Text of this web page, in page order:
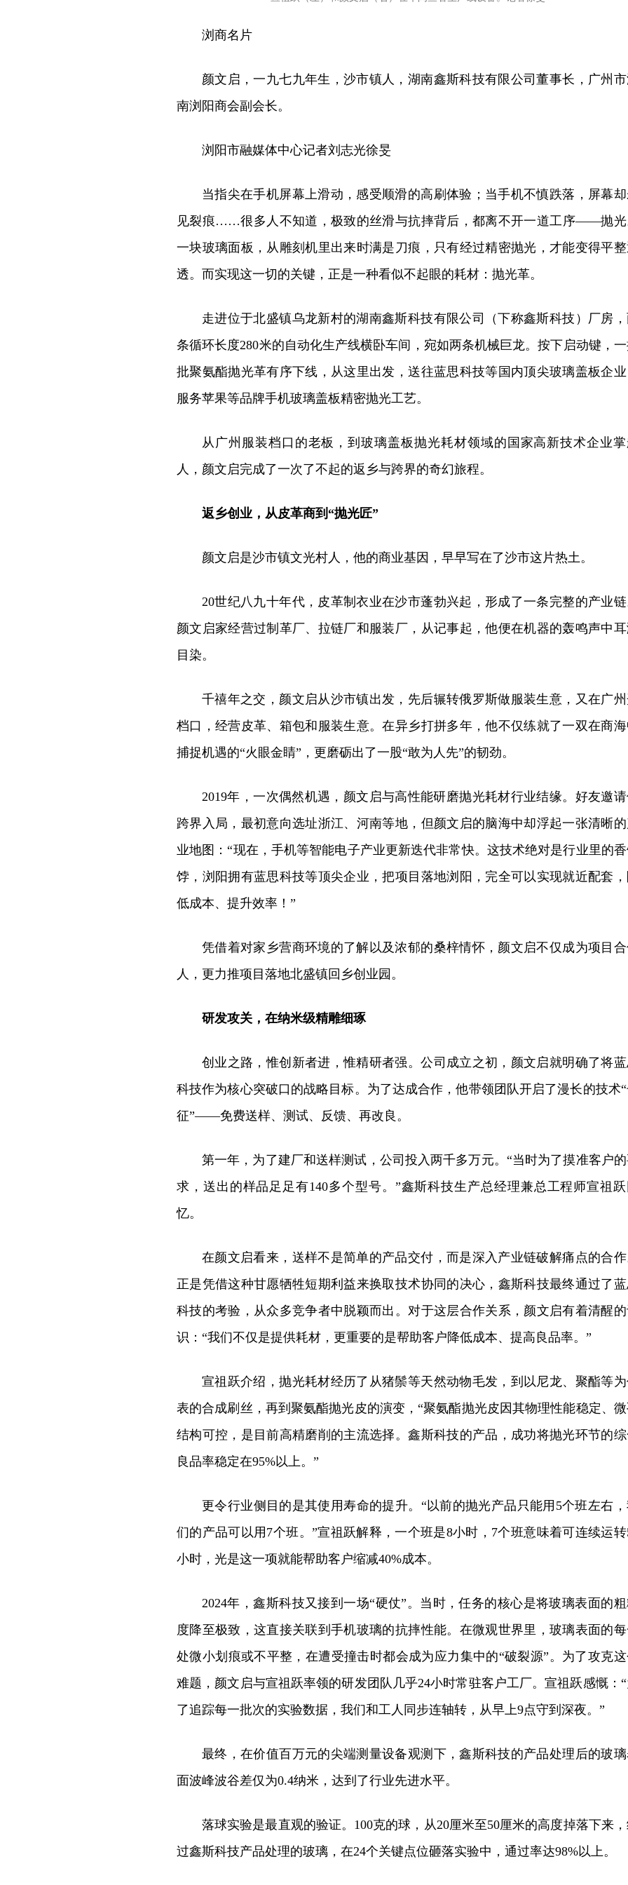
浏商名片
颜文启，一九七九年生，沙市镇人，湖南鑫斯科技有限公司董事长，广州
南浏阳商会副会长。
浏阳市融媒体中心记者刘志光徐旻
当指尖在手机屏幕上滑动，感受顺滑的高刷体验；当手机不慎跌落，屏幕
见裂痕……很多人不知道，极致的丝滑与抗摔背后，都离不开一道工序——抛光
一块玻璃面板，从雕刻机里出来时满是刀痕，只有经过精密抛光，才能变得平整
透。而实现这一切的关键，正是一种看似不起眼的耗材：抛光革。
走进位于北盛镇乌龙新村的湖南鑫斯科技有限公司（下称鑫斯科技）厂房
条循环长度280米的自动化生产线横卧车间，宛如两条机械巨龙。按下启动键，
批聚氨酯抛光革有序下线，从这里出发，送往蓝思科技等国内顶尖玻璃盖板企业
服务苹果等品牌手机玻璃盖板精密抛光工艺。
从广州服装档口的老板，到玻璃盖板抛光耗材领域的国家高新技术企业
人，颜文启完成了一次了不起的返乡与跨界的奇幻旅程。
返乡创业，从皮革商到“抛光匠”
颜文启是沙市镇文光村人，他的商业基因，早早写在了沙市这片热土。
20世纪八九十年代，皮革制衣业在沙市蓬勃兴起，形成了一条完整的产业链
颜文启家经营过制革厂、拉链厂和服装厂，从记事起，他便在机器的轰鸣声中
目染。
千禧年之交，颜文启从沙市镇出发，先后辗转俄罗斯做服装生意，又在广
档口，经营皮革、箱包和服装生意。在异乡打拼多年，他不仅练就了一双在商海
捕捉机遇的“火眼金睛”，更磨砺出了一股“敢为人先”的韧劲。
2019年，一次偶然机遇，颜文启与高性能研磨抛光耗材行业结缘。好友邀
跨界入局，最初意向选址浙江、河南等地，但颜文启的脑海中却浮起一张清晰
业地图：“现在，手机等智能电子产业更新迭代非常快。这技术绝对是行业里的
饽，浏阳拥有蓝思科技等顶尖企业，把项目落地浏阳，完全可以实现就近配套
低成本、提升效率！”
凭借着对家乡营商环境的了解以及浓郁的桑梓情怀，颜文启不仅成为项目合
人，更力推项目落地北盛镇回乡创业园。
研发攻关，在纳米级精雕细琢
创业之路，惟创新者进，惟精研者强。公司成立之初，颜文启就明确了将蓝
科技作为核心突破口的战略目标。为了达成合作，他带领团队开启了漫长的技术
征”——免费送样、测试、反馈、再改良。
第一年，为了建厂和送样测试，公司投入两千多万元。“当时为了摸准客户
求，送出的样品足足有140多个型号。”鑫斯科技生产总经理兼总工程师宣祖跃
忆。
在颜文启看来，送样不是简单的产品交付，而是深入产业链破解痛点的合作
正是凭借这种甘愿牺牲短期利益来换取技术协同的决心，鑫斯科技最终通过了蓝
科技的考验，从众多竞争者中脱颖而出。对于这层合作关系，颜文启有着清醒的
识：“我们不仅是提供耗材，更重要的是帮助客户降低成本、提高良品率。”
宣祖跃介绍，抛光耗材经历了从猪鬃等天然动物毛发，到以尼龙、聚酯等
表的合成刷丝，再到聚氨酯抛光皮的演变，“聚氨酯抛光皮因其物理性能稳定、
结构可控，是目前高精磨削的主流选择。鑫斯科技的产品，成功将抛光环节的
良品率稳定在95%以上。”
更令行业侧目的是其使用寿命的提升。“以前的抛光产品只能用5个班左右
们的产品可以用7个班。”宣祖跃解释，一个班是8小时，7个班意味着可连续运转
小时，光是这一项就能帮助客户缩减40%成本。
2024年，鑫斯科技又接到一场“硬仗”。当时，任务的核心是将玻璃表面的
度降至极致，这直接关联到手机玻璃的抗摔性能。在微观世界里，玻璃表面的
处微小划痕或不平整，在遭受撞击时都会成为应力集中的“破裂源”。为了攻克
难题，颜文启与宣祖跃率领的研发团队几乎24小时常驻客户工厂。宣祖跃感慨：
了追踪每一批次的实验数据，我们和工人同步连轴转，从早上9点守到深夜。”
最终，在价值百万元的尖端测量设备观测下，鑫斯科技的产品处理后的玻
面波峰波谷差仅为0.4纳米，达到了行业先进水平。
落球实验是最直观的验证。100克的球，从20厘米至50厘米的高度掉落下来
过鑫斯科技产品处理的玻璃，在24个关键点位砸落实验中，通过率达98%以上。